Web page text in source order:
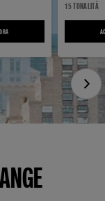
15 TONALITÀ